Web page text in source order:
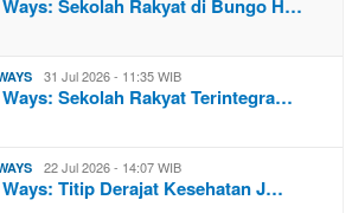
Sekolah Rakyat di Bungo H…
31 Jul 2026 - 11:35 WIB
Sekolah Rakyat Terintegra…
22 Jul 2026 - 14:07 WIB
Titip Derajat Kesehatan J…